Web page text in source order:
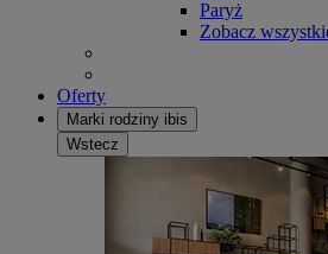
Paryż
Zobacz
Oferty
Marki rodziny ibis
Wstecz